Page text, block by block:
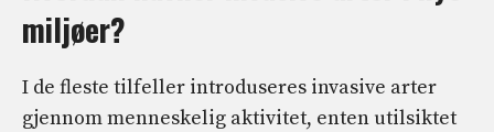
miljøer?
I de fleste tilfeller introduseres invasive arter
gjennom menneskelig aktivitet, enten utilsiktet